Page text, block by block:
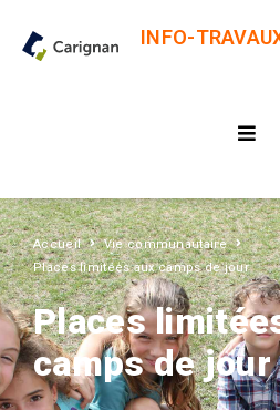
INFO-
Accueil
Vie communautaire
Places limitées aux camps de jour
Places
camps de jour